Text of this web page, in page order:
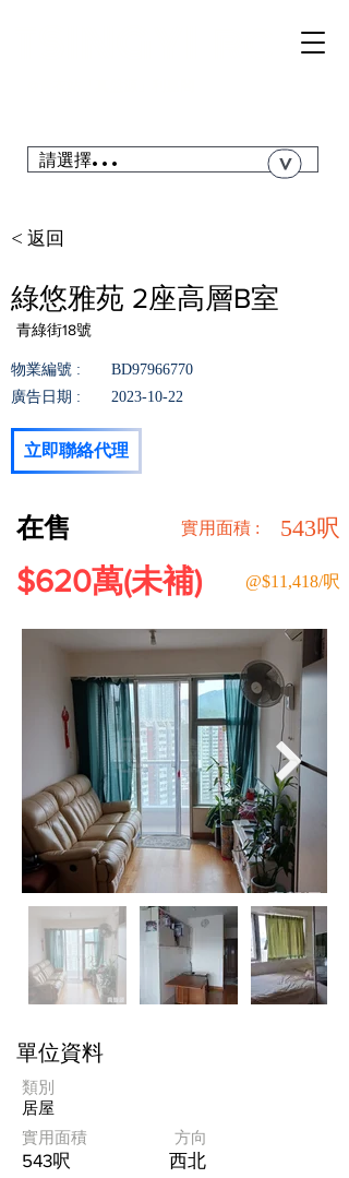
請選擇... >
< 返回
綠悠雅苑 2座高層B室
青綠街18號
物業編號 :
廣告日期 :
BD97966770
2023-10-22
立即聯絡代理
在售 ​實用面積 : 543呎
$620萬(未補) @$11,418/呎
外
單位資料
類別
居屋
實用面積
543呎
方向
西北